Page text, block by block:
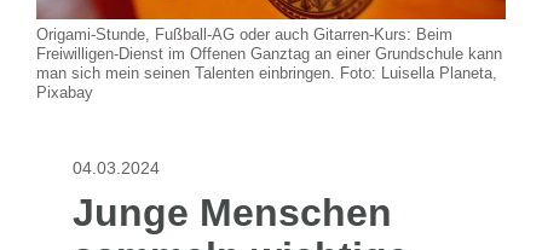
Origami-Stunde, Fußball-AG oder auch Gitarren-Kurs: Beim
Freiwilligen-Dienst im Offenen Ganztag an einer Grundschule kann
man sich mein seinen Talenten einbringen. Foto: Luisella Planeta,
Pixabay
04.03.2024
Junge Menschen